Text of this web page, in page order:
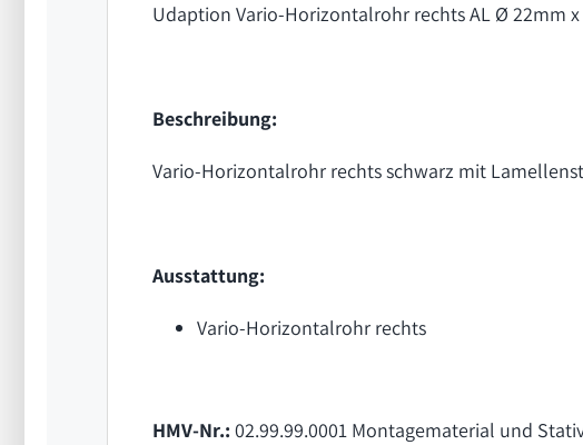
Udaption Vario-Horizontalrohr rechts AL Ø 22mm
Beschreibung:
Vario-Horizontalrohr rechts schwarz mit
Ausstattung:
Vario-Horizontalrohr rechts
HMV-Nr.: 02.99.99.0001 Montagematerial und